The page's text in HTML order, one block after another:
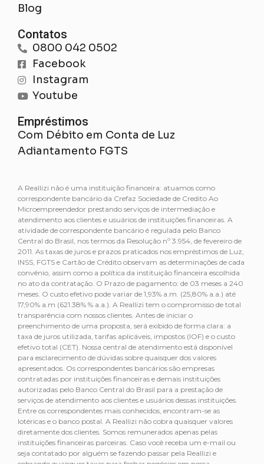
Blog
Contatos
0800 042 0502
Facebook
Instagram
Youtube
Empréstimos
Com Débito em Conta de Luz
Adiantamento FGTS
A Reallizi não é uma instituição financeira: atuamos como
correspondente bancário da Crefaz Sociedade de Credito Ao
Microempreendedor prestando serviços de intermediação e
atendimento aos clientes e usuários de instituições financeiras. A
atividade de correspondente bancário é regulada pelo Banco
Central do Brasil, nos termos da Resolução nº 3.954, de fevereiro de
2011. As taxas de juros e prazos praticados nos empréstimos de Luz,
INSS, FGTS e Cartão de Crédito observam as determinações de cada
convênio, assim como a política da instituição financeira escolhida
no ato da contratação. O Prazo de pagamento: de 03 meses a 240
meses. O custo efetivo pode variar de 1,93% a.m. (25,80% a.a.) até
17,90% a.m (621.38% % a.a.). A Reallizi tem o compromisso de total
transparência com nossos clientes. Antes de iniciar o
preenchimento de uma proposta, será exibido de forma clara: a
taxa de juros utilizada, tarifas aplicáveis, impostos (IOF) e o custo
efetivo total (CET). Nossa central de atendimento está disponível
para esclarecimento de dúvidas sobre quaisquer dos valores
apresentados. Os correspondentes bancários são empresas
contratadas por instituições financeiras e demais instituições
autorizadas pelo Banco Central do Brasil para a prestação de
serviços de atendimento aos clientes e usuários dessas instituições.
Entre os correspondentes mais conhecidos, encontram-se as
lotéricas e o banco postal. A Reallizi não cobra quaisquer valores
diretamente dos clientes. Somos remunerados apenas pelas
instituições financeiras parceiras. Caso você receba um e-mail ou
seja contatado por alguém se fazendo passar pela Reallizi e